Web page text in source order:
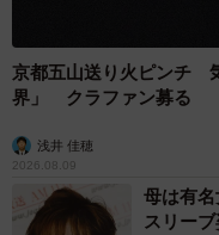
京都五山送り火ピンチ
界」 クラファン募る
浅井 佳穂
2026.08.09
母は有
スリー